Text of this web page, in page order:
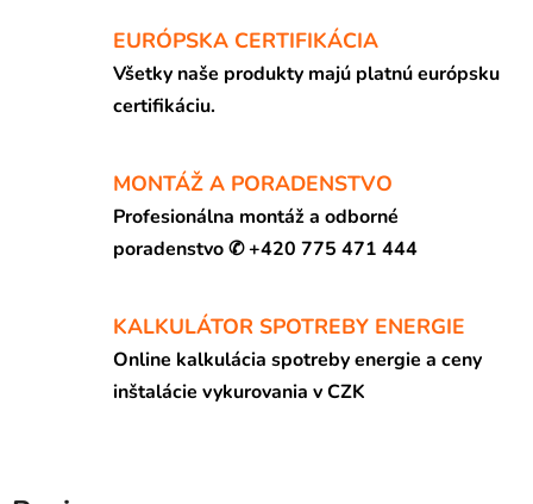
EURÓPSKA CERTIFIKÁCIA
Všetky naše produkty majú platnú európsku
certifikáciu.
MONTÁŽ A PORADENSTVO
Profesionálna montáž a odborné
poradenstvo ✆ +420 775 471 444
KALKULÁTOR SPOTREBY ENERGIE
Online kalkulácia spotreby energie a ceny
inštalácie vykurovania v CZK